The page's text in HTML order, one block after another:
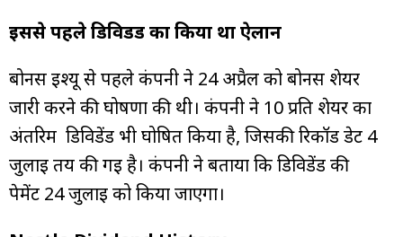
इससे पहले डिविडेंड का किया था ऐलान
बोनस इश्यू से पहले कंपनी ने 24 अप्रैल को बोनस शेयर
जारी करने की घोषणा की थी। कंपनी ने ₹10 प्रति शेयर का
अंतरिम डिविडेंड भी घोषित किया है, जिसकी रिकॉर्ड डेट 4
जुलाई तय की गई है। कंपनी ने बताया कि डिविडेंड की
पेमेंट 24 जुलाई को किया जाएगा।